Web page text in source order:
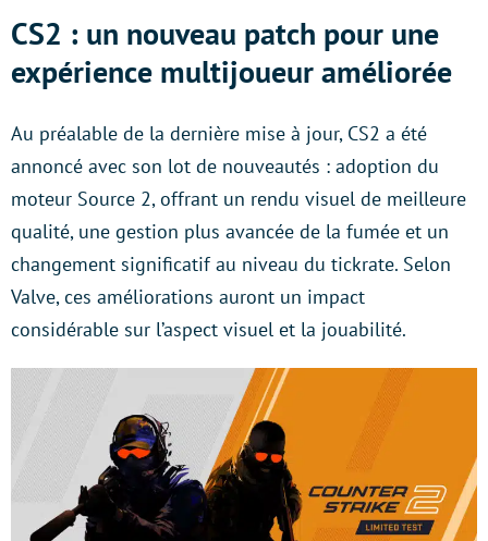
CS2 : un nouveau patch pour une
expérience multijoueur améliorée
Au préalable de la dernière mise à jour, CS2 a été
annoncé avec son lot de nouveautés : adoption du
moteur Source 2, offrant un rendu visuel de meilleure
qualité, une gestion plus avancée de la fumée et un
changement significatif au niveau du tickrate. Selon
Valve, ces améliorations auront un impact
considérable sur l’aspect visuel et la jouabilité.